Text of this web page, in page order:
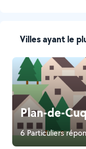
Villes ayant le
Plan-de-
6 Particuliers